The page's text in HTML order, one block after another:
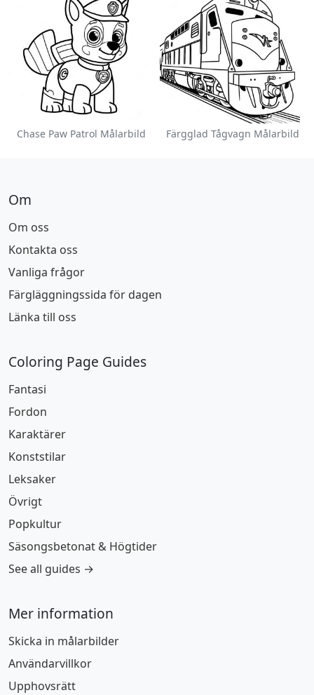
Chase Paw Patrol Målarbild Färgglad Tågvagn Målarbild
Om
Om oss
Kontakta oss
Vanliga frågor
Färgläggningssida för dagen
Länka till oss
Coloring Page Guides
Fantasi
Fordon
Karaktärer
Konststilar
Leksaker
Övrigt
Popkultur
Säsongsbetonat & Högtider
See all guides →
Mer information
Skicka in målarbilder
Användarvillkor
Upphovsrätt